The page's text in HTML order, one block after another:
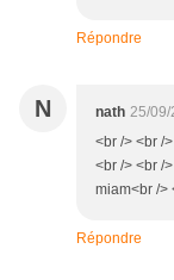
Répondre
N nath 25/09/
<br /> <br /
<br /> <br /
miam<br />
Répondre